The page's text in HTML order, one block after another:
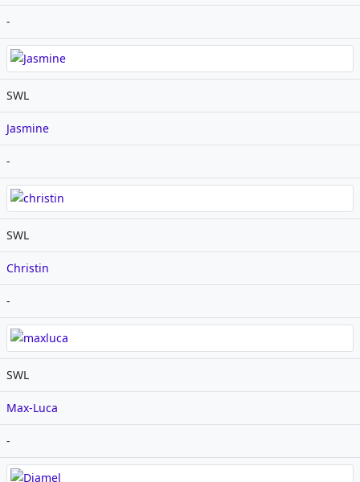
-
SWL
Jasmine
-
SWL
Christin
-
SWL
Max-Luca
-